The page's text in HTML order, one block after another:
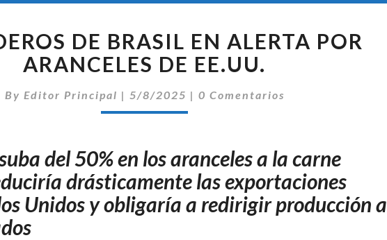
DE
BRASIL
EN
ALERTA
POR
EE.UU.
DE BRASIL EN ALERTA POR
ARANCELES DE EE.UU.
By Editor Principal | 5/8/2025 | Comentarios
0 Comentarios
del 50% en los aranceles a la carne
drásticamente las exportaciones
Unidos y obligaría a redirigir producción a